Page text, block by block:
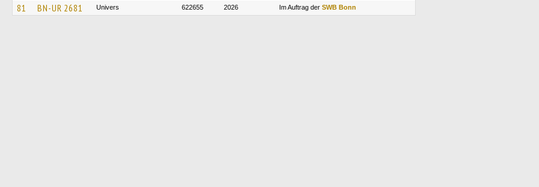
81 BN-UR 2681 Univers 622655 2026 Im Auftrag der SWB Bonn